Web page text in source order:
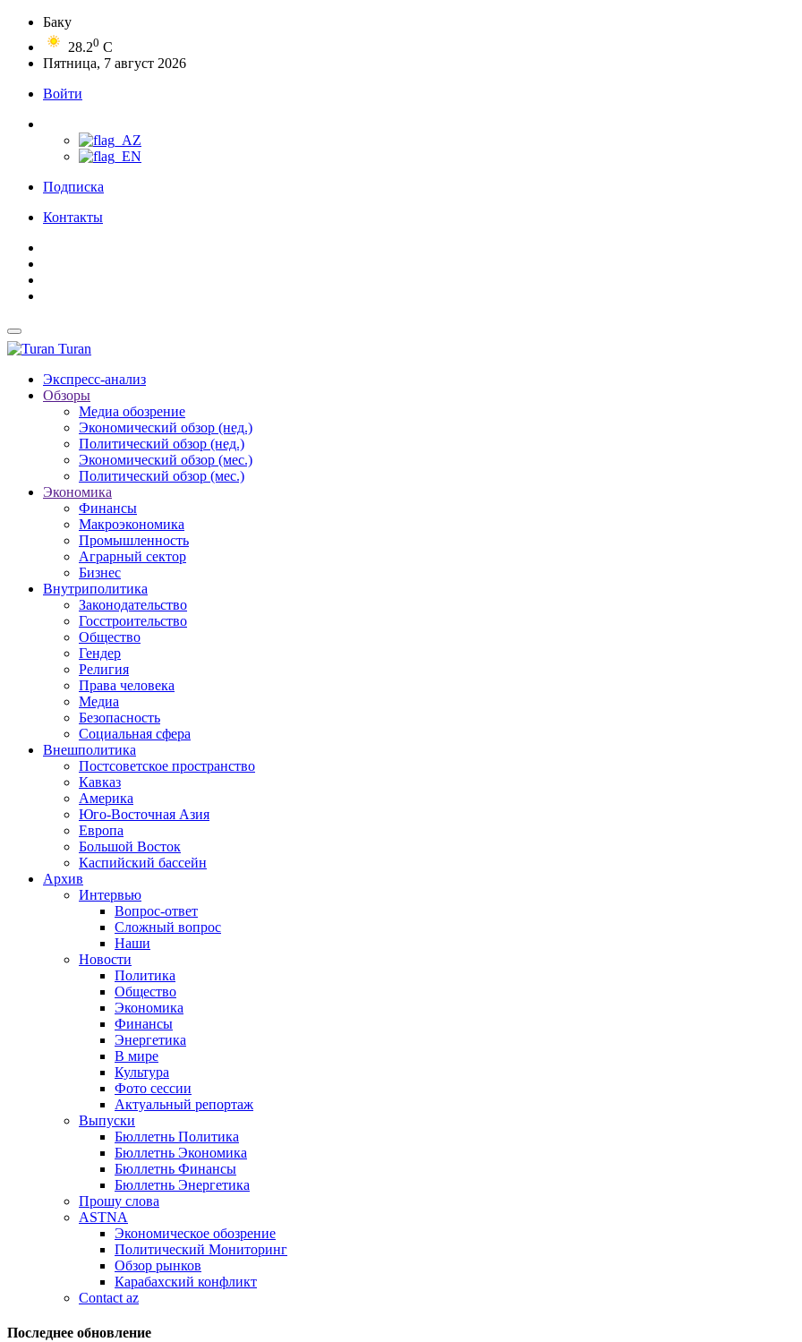
Баку
28.20 C
Пятница, 7 август 2026
Войти
Подписка
Контакты
Turan
Экспресс-анализ
Обзоры
Медиа обозрение
Экономический обзор (нед.)
Политический обзор (нед.)
Экономический обзор (мес.)
Политический обзор (мес.)
Экономика
Финансы
Макроэкономика
Промышленность
Аграрный сектор
Бизнес
Внутриполитика
Законодательство
Госстроительство
Общество
Гендер
Религия
Права человека
Медиа
Безопасность
Социальная сфера
Внешполитика
Постсоветское пространство
Кавказ
Америка
Юго-Восточная Азия
Европа
Большой Восток
Каспийский бассейн
Архив
Интервью
Вопрос-ответ
Сложный вопрос
Наши
Новости
Политика
Общество
Экономика
Финансы
Энергетика
В мире
Культура
Фото сессии
Актуальный репортаж
Выпуски
Бюллетнь Политика
Бюллетнь Экономика
Бюллетнь Финансы
Бюллетнь Энергетика
Прошу слова
ASTNA
Экономическое обозрение
Политический Мониторинг
Обзор рынков
Карабахский конфликт
Contact az
Последнее обновление